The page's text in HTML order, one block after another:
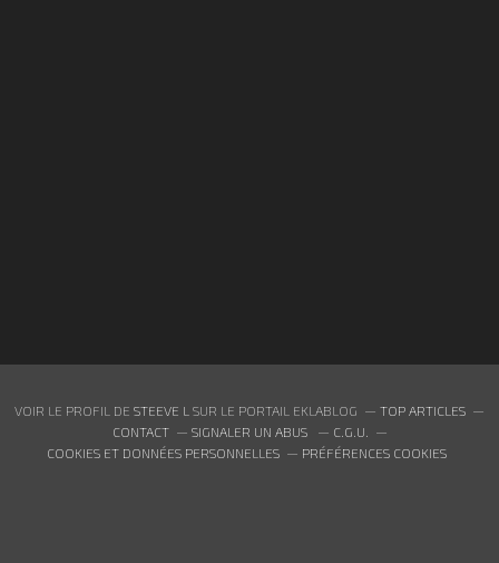
VOIR LE PROFIL DE STEEVE L SUR LE PORTAIL EKLABLOG
TOP ARTICLES
CONTACT
SIGNALER UN ABUS
C.G.U.
COOKIES ET DONNÉES PERSONNELLES
PRÉFÉRENCES COOKIES